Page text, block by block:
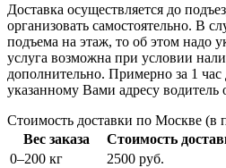
Доставка осуществляется до
организовать самостоятельно. В
подъема на этаж, то об этом надо
услуга возможна при условии
дополнительно. Примерно за 1
указанному Вами адресу водитель
Стоимость доставки по Москве
Вес заказа
Стоимость
0–200 кг
2500 руб.